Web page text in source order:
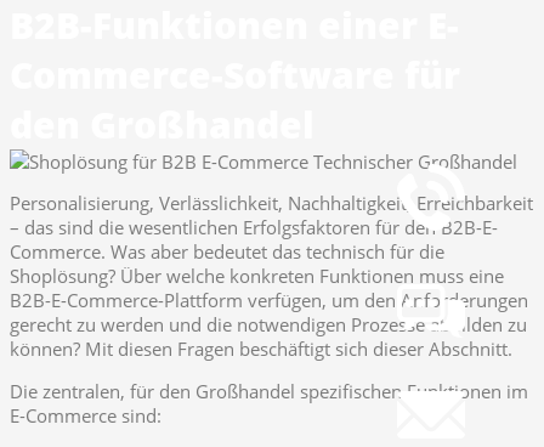
+49 251 7000-02
Chat
Chat jetzt öffnen
Mail
info@gws.ms
Personalisierung, Verlässlichkeit, Nachhaltigkeit, Erreichbarkeit
– das sind die wesentlichen Erfolgsfaktoren für den B2B-E-
Commerce. Was aber bedeutet das technisch für die
Shoplösung? Über welche konkreten Funktionen muss eine
B2B-E-Commerce-Plattform verfügen, um den Anforderungen
gerecht zu werden und die notwendigen Prozesse abbilden zu
können? Mit diesen Fragen beschäftigt sich dieser Abschnitt.
Die zentralen, für den Großhandel spezifischen Funktionen im
E-Commerce sind: